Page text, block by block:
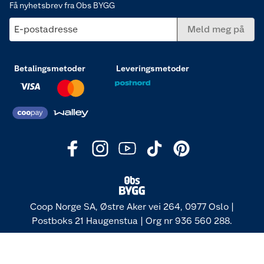
Få nyhetsbrev fra Obs BYGG
E-postadresse Meld meg på
Betalingsmetoder Leveringsmetoder
Coop Norge SA, Østre Aker vei 264, 0977 Oslo |
Postboks 21 Haugenstua | Org nr 936 560 288.